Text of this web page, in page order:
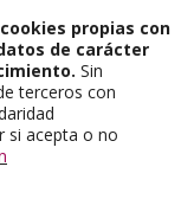
propias con
de carácter
Sin
terceros con
si acepta o no